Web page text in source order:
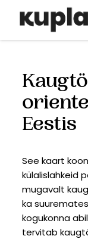
Eestis
See kaart
külalislahkeid
mugavalt
ka
kogukonna
tervitab